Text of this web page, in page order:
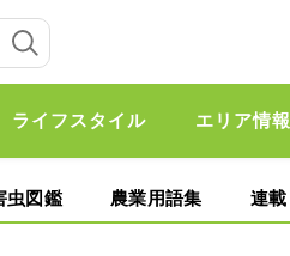
ライフスタイル エリア情報
虫図鑑 農業用語集 連載